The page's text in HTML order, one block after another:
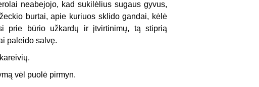
neabejojo, kad sukilėlius sugaus gyvus,
burtai, apie kuriuos sklido gandai, kėlė
prie būrio užkardų ir įtvirtinimų, tą stiprią
paleido salvę.
vėl puolė pirmyn.